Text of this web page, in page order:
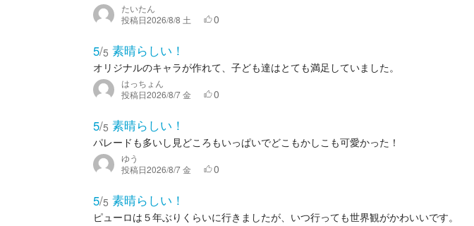
たいたん
投稿日2026/8/8 土 0
5/5 素晴らしい！
オリジナルのキャラが作れて、子ども達はとても満足していました。
はっちょん
投稿日2026/8/7 金 0
5/5 素晴らしい！
パレードも多いし見どころもいっぱいでどこもかしこも可愛かった！
ゆう
投稿日2026/8/7 金 0
5/5 素晴らしい！
ピューロは５年ぶりくらいに行きましたが、いつ行っても世界観がかわいいです。